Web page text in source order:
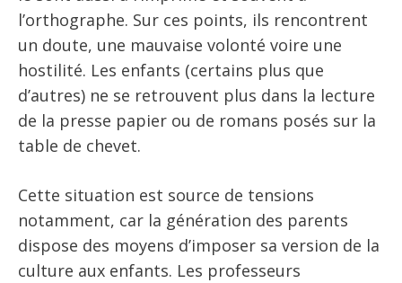
l’orthographe. Sur ces points, ils rencontrent
un doute, une mauvaise volonté voire une
hostilité. Les enfants (certains plus que
d’autres) ne se retrouvent plus dans la lecture
de la presse papier ou de romans posés sur la
table de chevet.
Cette situation est source de tensions
notamment, car la génération des parents
dispose des moyens d’imposer sa version de la
culture aux enfants. Les professeurs